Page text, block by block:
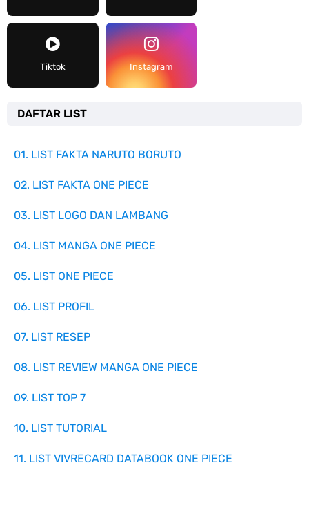
Tiktok Instagram
DAFTAR LIST
01. LIST FAKTA NARUTO BORUTO
02. LIST FAKTA ONE PIECE
03. LIST LOGO DAN LAMBANG
04. LIST MANGA ONE PIECE
05. LIST ONE PIECE
06. LIST PROFIL
07. LIST RESEP
08. LIST REVIEW MANGA ONE PIECE
09. LIST TOP 7
10. LIST TUTORIAL
11. LIST VIVRECARD DATABOOK ONE PIECE